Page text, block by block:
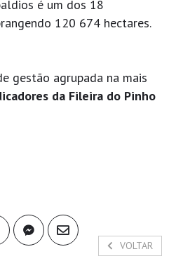
é um dos 18
120 674 hectares.
gestão agrupada na mais
da Fileira do Pinho
VOLTAR